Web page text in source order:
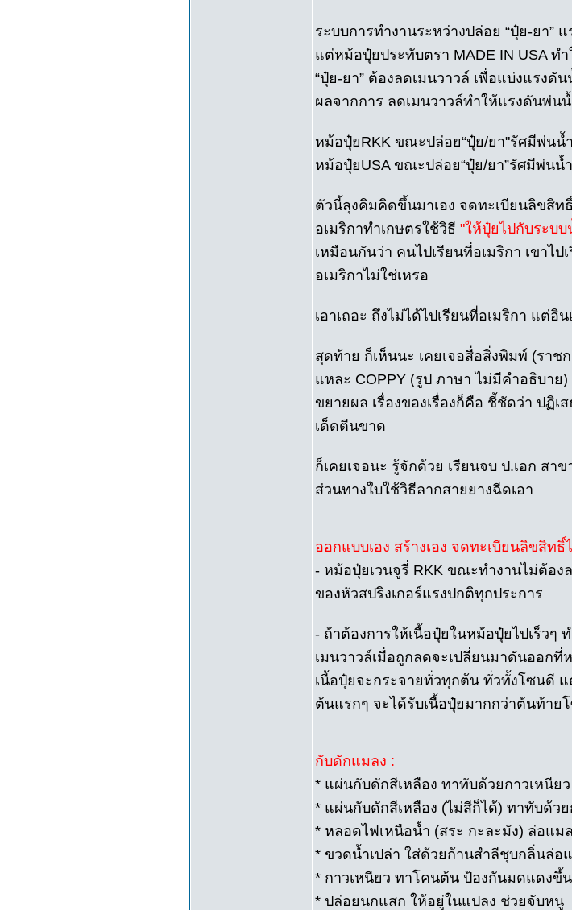
ระบบการทำงานระหว่างปล่อย “ปุ๋ย-ยา”
แต่หม้อปุ๋ยประทับตรา MADE IN USA ท
“ปุ๋ย-ยา” ต้องลดเมนวาวล์ เพื่อแบ่งแรงดั
ผลจากการ ลดเมนวาวล์ทำให้แรงดันพ่น
หม้อปุ๋ยRKK ขณะปล่อย“ปุ๋ย/ยา"รัศมีพ่นน้
หม้อปุ๋ยUSA ขณะปล่อย“ปุ๋ย/ยา”รัศมีพ่นน้
ตัวนี้ลุงคิมคิดขึ้นมาเอง จดทะเบียนลิขสิท
อเมริกาทำเกษตรใช้วิธี "ให้ปุ๋ยไปกับระบ
เหมือนกันว่า คนไปเรียนที่อเมริกา เขาไ
อเมริกาไม่ใช่เหรอ
เอาเถอะ ถึงไม่ได้ไปเรียนที่อเมริกา แต่อิ
สุดท้าย ก็เห็นนะ เคยเจอสื่อสิ่งพิมพ์ (ราช
แหละ COPPY (รูป ภาษา ไม่มีคำอธิบาย
ขยายผล เรื่องของเรื่องก็คือ ชี้ชัดว่า ปฏิ
เด็ดตีนขาด
ก็เคยเจอนะ รู้จักด้วย เรียนจบ ป.เอก ส
ส่วนทางใบใช้วิธีลากสายยางฉีดเอา
ออกแบบเอง สร้างเอง จดทะเบียนลิขสิทธิ์
- หม้อปุ๋ยเวนจูรี่ RKK ขณะทำงานไม่ต้อ
ของหัวสปริงเกอร์แรงปกติทุกประการ
- ถ้าต้องการให้เนื้อปุ๋ยในหม้อปุ๋ยไปเร็วๆ
เมนวาวล์เมื่อถูกลดจะเปลี่ยนมาดันออก
เนื้อปุ๋ยจะกระจายทั่วทุกต้น ทั่วทั้งโซนดี
ต้นแรกๆ จะได้รับเนื้อปุ๋ยมากกว่าต้นท้าย
กับดักแมลง :
* แผ่นกับดักสีเหลือง ทาทับด้วยกาวเหนีย
* แผ่นกับดักสีเหลือง (ไม่สีก็ได้) ทาทับด้ว
* หลอดไฟเหนือน้ำ (สระ กะละมัง) ล่อแม
* ขวดน้ำเปล่า ใส่ด้วยก้านสำลีชุบกลิ่นล่
* กาวเหนียว ทาโคนต้น ป้องกันมดแดงขึ้
* ปล่อยนกแสก ให้อยู่ในแปลง ช่วยจับหนู